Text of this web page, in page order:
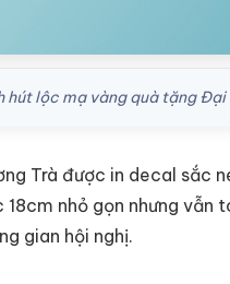
hút lộc mạ vàng quà tặng Đại
Trà được in decal sắc
nhỏ gọn nhưng vẫn
gian hội nghị.